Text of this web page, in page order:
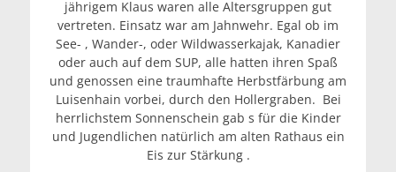
jährigem Klaus waren alle Altersgruppen gut
vertreten. Einsatz war am Jahnwehr. Egal ob im
See- , Wander-, oder Wildwasserkajak, Kanadier
oder auch auf dem SUP, alle hatten ihren Spaß
und genossen eine traumhafte Herbstfärbung am
Luisenhain vorbei, durch den Hollergraben. Bei
herrlichstem Sonnenschein gab s für die Kinder
und Jugendlichen natürlich am alten Rathaus ein
Eis zur Stärkung .